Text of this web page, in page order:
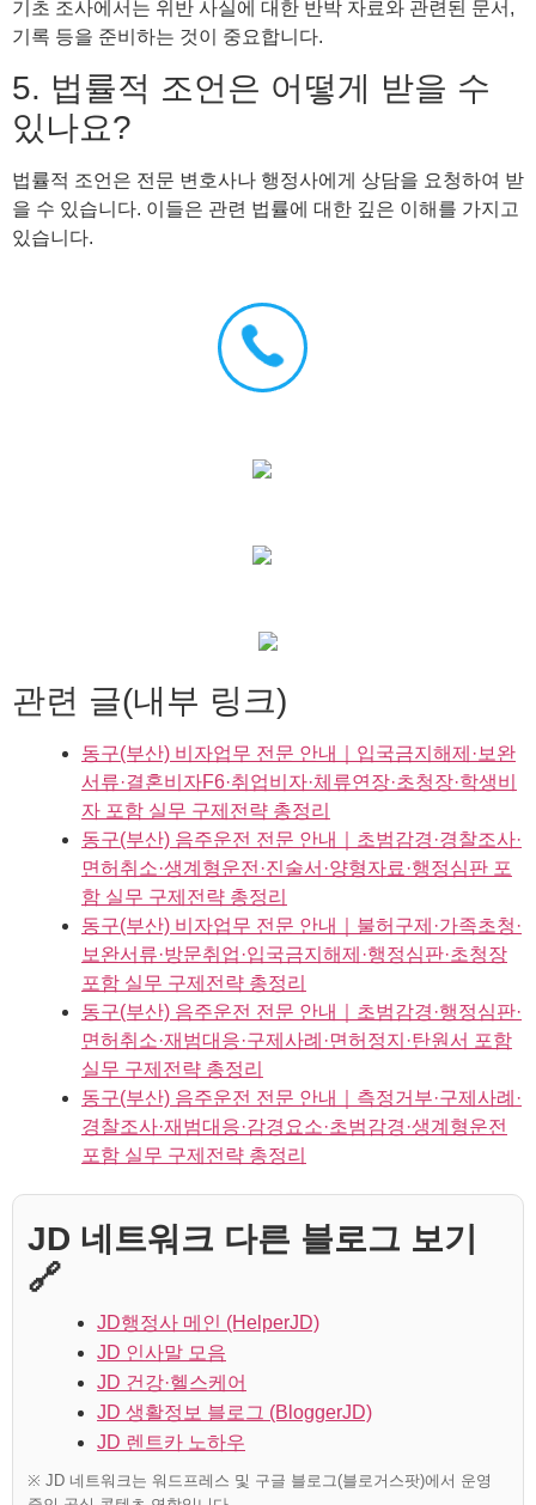
기초 조사에서는 위반 사실에 대한 반박 자료와 관련된 문서,
기록 등을 준비하는 것이 중요합니다.
5. 법률적 조언은 어떻게 받을 수
있나요?
법률적 조언은 전문 변호사나 행정사에게 상담을 요청하여 받
을 수 있습니다. 이들은 관련 법률에 대한 깊은 이해를 가지고
있습니다.
관련 글(내부 링크)
동구(부산) 비자업무 전문 안내｜입국금지해제·보완
서류·결혼비자F6·취업비자·체류연장·초청장·학생비
자 포함 실무 구제전략 총정리
동구(부산) 음주운전 전문 안내｜초범감경·경찰조사·
면허취소·생계형운전·진술서·양형자료·행정심판 포
함 실무 구제전략 총정리
동구(부산) 비자업무 전문 안내｜불허구제·가족초청·
보완서류·방문취업·입국금지해제·행정심판·초청장
포함 실무 구제전략 총정리
동구(부산) 음주운전 전문 안내｜초범감경·행정심판·
면허취소·재범대응·구제사례·면허정지·탄원서 포함
실무 구제전략 총정리
동구(부산) 음주운전 전문 안내｜측정거부·구제사례·
경찰조사·재범대응·감경요소·초범감경·생계형운전
포함 실무 구제전략 총정리
JD 네트워크 다른 블로그 보기
🔗
JD행정사 메인 (HelperJD)
JD 인사말 모음
JD 건강·헬스케어
JD 생활정보 블로그 (BloggerJD)
JD 렌트카 노하우
※ JD 네트워크는 워드프레스 및 구글 블로그(블로거스팟)에서 운영